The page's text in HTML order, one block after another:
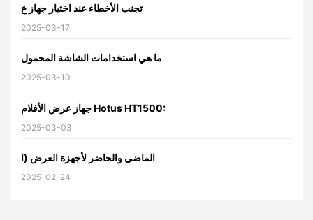
تجنب الأخطاء عند اختيار جهاز ع
2025-03-17
ما هي استخدامات الشاشة المحمول
2025-03-10
جهاز عرض الأفلام Hotus HT1500:
2025-03-03
الماضي والحاضر لأجهزة العرض (ا
2025-02-24